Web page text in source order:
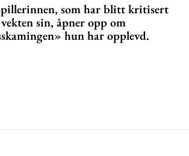
som har blitt kritisert
sin, åpner opp om
hun har opplevd.